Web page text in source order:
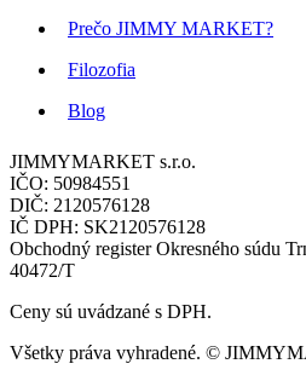
Prečo JIMMY MARKET?
Filozofia
Blog
JIMMYMARKET s.r.o.
IČO: 50984551
DIČ: 2120576128
IČ DPH: SK2120576128
Obchodný register Okresného súdu
40472/T
Ceny sú uvádzané s DPH.
Všetky práva vyhradené. ©